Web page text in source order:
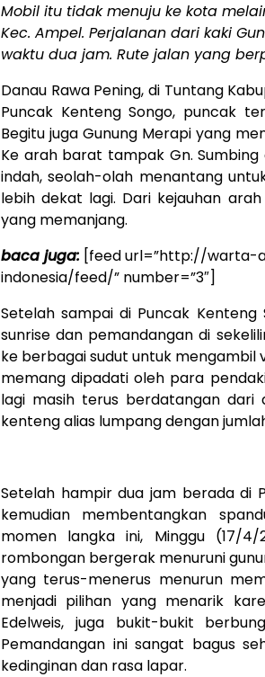
Mobil itu tidak menuju ke kota
Kec. Ampel. Perjalanan dari kaki
waktu dua jam. Rute jalan yang
Danau Rawa Pening, di Tuntang
Puncak Kenteng Songo, puncak
Begitu juga Gunung Merapi yang
Ke arah barat tampak Gn.
indah, seolah-olah menantang
lebih dekat lagi. Dari kejauhan
yang memanjang.
baca juga: [feed url=”http://warta-
indonesia/feed/” number=”3″]
Setelah sampai di Puncak
sunrise dan pemandangan di
ke berbagai sudut untuk mengambil
memang dipadati oleh para
lagi masih terus berdatangan
kenteng alias lumpang dengan
Setelah hampir dua jam berada di
kemudian membentangkan
momen langka ini, Minggu (17/
rombongan bergerak menuruni
yang terus-menerus menurun
menjadi pilihan yang menarik
Edelweis, juga bukit-bukit
Pemandangan ini sangat bagus
kedinginan dan rasa lapar.